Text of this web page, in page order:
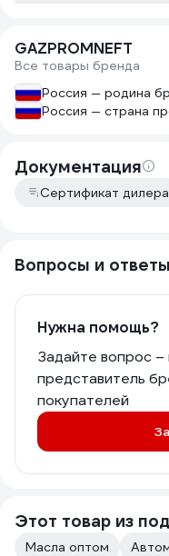
GAZPROMNEFT
Все товары бренда
Россия — родина
Россия — страна
Документация
Сертификат дилера
Вопросы и ответы
Нужна помощь?
Задайте вопрос –
представитель
покупателей
Этот товар из
Масла оптом